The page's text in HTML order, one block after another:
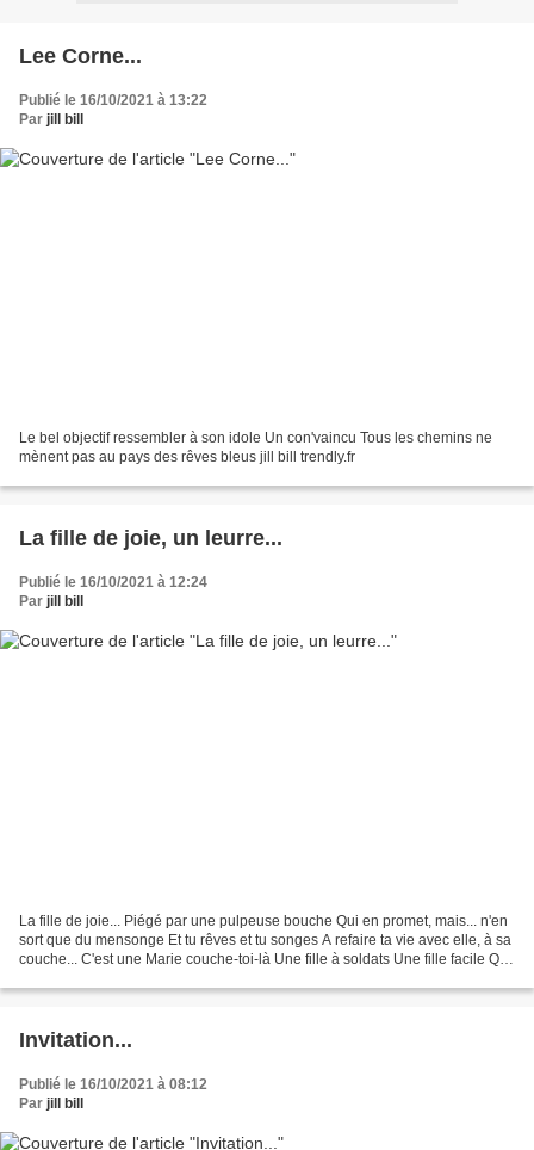
Lee Corne...
Publié le 16/10/2021 à 13:22
Par jill bill
Le bel objectif ressembler à son idole Un con'vaincu Tous les chemins ne
mènent pas au pays des rêves bleus jill bill trendly.fr
La fille de joie, un leurre...
Publié le 16/10/2021 à 12:24
Par jill bill
La fille de joie... Piégé par une pulpeuse bouche Qui en promet, mais... n'en
sort que du mensonge Et tu rêves et tu songes A refaire ta vie avec elle, à sa
couche... C'est une Marie couche-toi-là Une fille à soldats Une fille facile Qui
Invitation...
Publié le 16/10/2021 à 08:12
Par jill bill